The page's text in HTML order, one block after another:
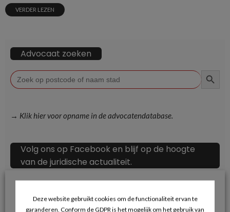
VERDER LEZEN
Advocaat zoeken
Zoek
naar:
→ Klik hier voor opname in de advocatendatabase.
Volg ons op Facebook en blijf op de hoogte
van de juridische actualiteit.
Deze website gebruikt cookies om de functionaliteit ervan te
garanderen. Conform de GDPR is het mogelijk om het gebruik van